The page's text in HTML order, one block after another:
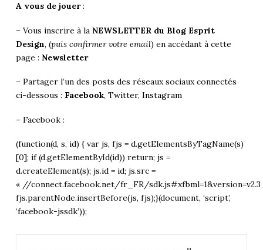
A vous de jouer:
– Vous inscrire à la NEWSLETTER du Blog Esprit
Design, (puis confirmer votre email) en accédant à cette
page : Newsletter
– Partager l’un des posts des réseaux sociaux connectés
ci-dessous : Facebook, Twitter, Instagram
– Facebook :
(function(d, s, id) { var js, fjs = d.getElementsByTagName(s)
[0]; if (d.getElementById(id)) return; js =
d.createElement(s); js.id = id; js.src =
« //connect.facebook.net/fr_FR/sdk.js#xfbml=1&version=v2.3
fjs.parentNode.insertBefore(js, fjs);}(document, ‘script’,
‘facebook-jssdk’));